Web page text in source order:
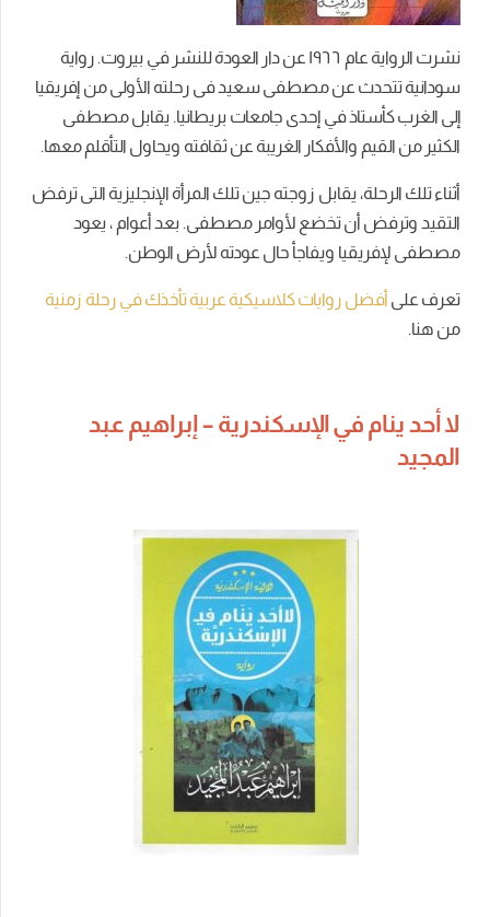
نشرت الرواية عام ١٩٦٦ عن دار العودة للنشر في بيروت. رواية
سودانية تتحدث عن مصطفى سعيد فى رحلته الأولى من إفريقيا
إلى الغرب كأستاذ في إحدى جامعات بريطانيا. يقابل مصطفى
الكثير من القيم والأفكار الغريبة عن ثقافته ويحاول التأقلم معها.
أثناء تلك الرحلة، يقابل زوجته جين تلك المرأة الإنجليزية التى ترفض
التقيد وترفض أن تخضع لأوامر مصطفى. بعد أعوام ، يعود
مصطفى لإفريقيا ويفاجأ حال عودته لأرض الوطن.
تعرف على أفضل روايات كلاسيكية عربية تأخذك في رحلة زمنية
من هنا.
لا أحد ينام في الإسكندرية – إبراهيم عبد
المجيد